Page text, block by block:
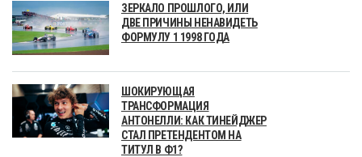
ЗЕРКАЛО ПРОШЛОГО, ИЛИ
ДВЕ ПРИЧИНЫ НЕНАВИДЕТЬ
ФОРМУЛУ 1 1998 ГОДА
ШОКИРУЮЩАЯ
ТРАНСФОРМАЦИЯ
АНТОНЕЛЛИ: КАК ТИНЕЙДЖЕР
СТАЛ ПРЕТЕНДЕНТОМ НА
ТИТУЛ В Ф1?